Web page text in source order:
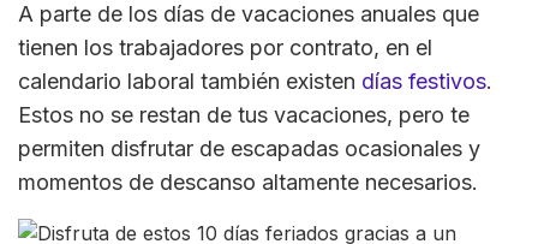
A parte de los días de vacaciones anuales que
tienen los trabajadores por contrato, en el
calendario laboral también existen días festivos.
Estos no se restan de tus vacaciones, pero te
permiten disfrutar de escapadas ocasionales y
momentos de descanso altamente necesarios.